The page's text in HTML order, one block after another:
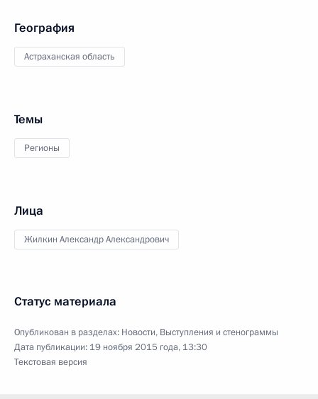
География
Астраханская область
Темы
Регионы
Лица
Жилкин Александр Александрович
Статус материала
Опубликован в разделах: Новости, Выступления и стенограммы
Дата публикации: 19 ноября 2015 года, 13:30
Текстовая версия